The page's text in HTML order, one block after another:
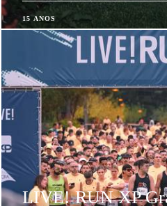
15 ANOS
LIVE! RUN XP